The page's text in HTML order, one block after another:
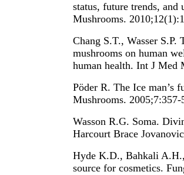
status, future trends,
Mushrooms.
Chang S.T., Wasser
mushrooms on human
human health. Int J Med
Pöder R. The Ice man’s
Mushrooms. 2005;7:357-
Wasson R.G. Soma.
Harcourt Brace
Hyde K.D., Bahkali
source for cosmetics.